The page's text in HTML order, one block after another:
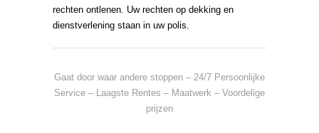
rechten ontlenen. Uw rechten op dekking en
dienstverlening staan in uw polis.
Gaat door waar andere stoppen – 24/7 Persoonlijke
Service – Laagste Rentes – Maatwerk – Voordelige
prijzen